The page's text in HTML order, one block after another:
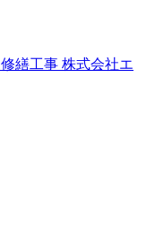
修繕工事 株式会社エ